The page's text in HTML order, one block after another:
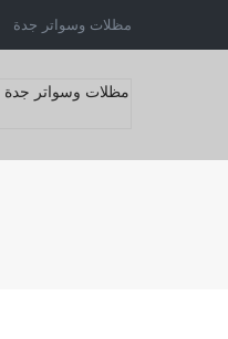
مظلات وسواتر جدة